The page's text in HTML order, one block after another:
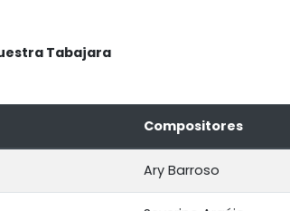
Tabajara
Compositores
Ary Barroso